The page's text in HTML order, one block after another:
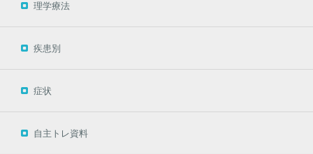
理学療法
疾患別
症状
自主トレ資料